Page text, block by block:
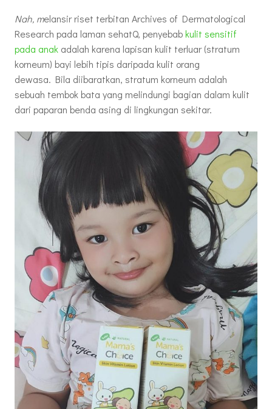
Nah, melansir riset terbitan Archives of Dermatological
Research pada laman sehatQ, penyebabkulit sensitif
pada anak adalah karena lapisan kulit terluar (stratum
korneum) bayi lebih tipis daripada kulit orang
dewasa. Bila diibaratkan, stratum korneum adalah
sebuah tembok bata yang melindungi bagian dalam kulit
dari paparan benda asing di lingkungan sekitar.